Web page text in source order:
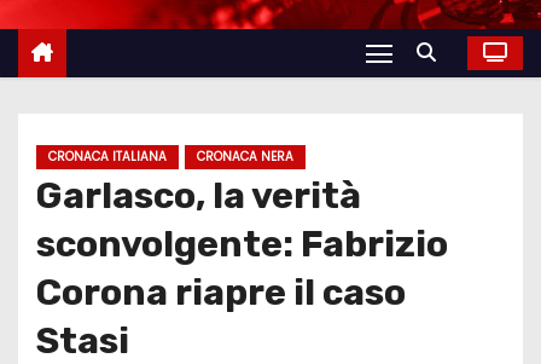
CRONACA ITALIANA CRONACA NERA
Garlasco, la verità
sconvolgente: Fabrizio
Corona riapre il caso
Stasi